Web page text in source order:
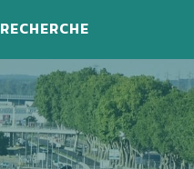
RECHERCHE